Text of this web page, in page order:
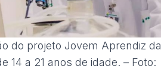
do projeto Jovem Aprendiz da
14 a 21 anos de idade. – Foto: